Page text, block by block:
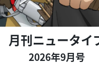
月刊ニュータイ
2026年9月号